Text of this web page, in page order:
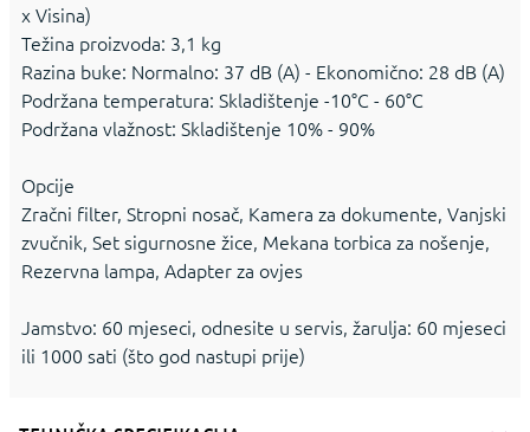
x Visina)
Težina proizvoda: 3,1 kg
Razina buke: Normalno: 37 dB (A) - Ekonomično: 28 dB (A)
Podržana temperatura: Skladištenje -10°C - 60°C
Podržana vlažnost: Skladištenje 10% - 90%
Opcije
Zračni filter, Stropni nosač, Kamera za dokumente, Vanjski
zvučnik, Set sigurnosne žice, Mekana torbica za nošenje,
Rezervna lampa, Adapter za ovjes
Jamstvo: 60 mjeseci, odnesite u servis, žarulja: 60 mjeseci
ili 1000 sati (što god nastupi prije)